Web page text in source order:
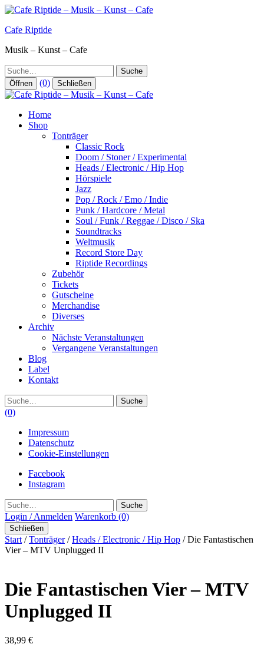
Zum
springen
Cafe Riptide
Musik – Kunst – Cafe
Suche
Öffnen (0) Schließen
Home
Shop
Tonträger
Classic Rock
Doom / Stoner / Experimental
Heads / Electronic / Hip Hop
Hörspiele
Jazz
Pop / Rock / Emo / Indie
Punk / Hardcore / Metal
Soul / Funk / Reggae / Disco / Ska
Soundtracks
Weltmusik
Record Store Day
Riptide Recordings
Zubehör
Tickets
Gutscheine
Merchandise
Diverses
Archiv
Nächste Veranstaltungen
Vergangene Veranstaltungen
Blog
Label
Kontakt
Suche
(0)
Impressum
Datenschutz
Cookie-Einstellungen
Facebook
Instagram
Suche
Login / Anmelden Warenkorb (0)
Schließen
Start /Tonträger/Heads / Electronic / Hip Hop / Die Fantastischen
Vier – MTV Unplugged II
Die Fantastischen Vier – MTV
Unplugged II
38,99 €